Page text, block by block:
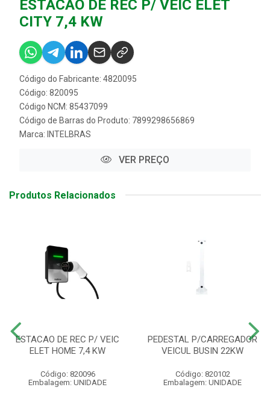
ESTACAO DE REC P/ VEIC ELET
CITY 7,4 KW
Código do Fabricante: 4820095
Código: 820095
Código NCM: 85437099
Código de Barras do Produto: 7899298656869
Marca: INTELBRAS
VER PREÇO
Produtos Relacionados
ESTACAO DE REC P/ VEIC
ELET HOME 7,4 KW
Código: 820096
Embalagem: UNIDADE
PEDESTAL P/CARREGADOR
VEICUL BUSIN 22KW
Código: 820102
Embalagem: UNIDADE